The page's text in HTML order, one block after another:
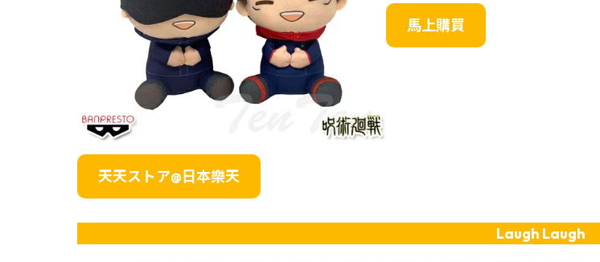
馬上購買
天天ストア@日本樂天
Laugh Laugh